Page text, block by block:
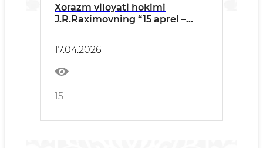
Xorazm viloyati hokimi
J.R.Raximovning “15 aprel –
o‘tkaziladigan tadbirdagi T A B
17.04.2026
15